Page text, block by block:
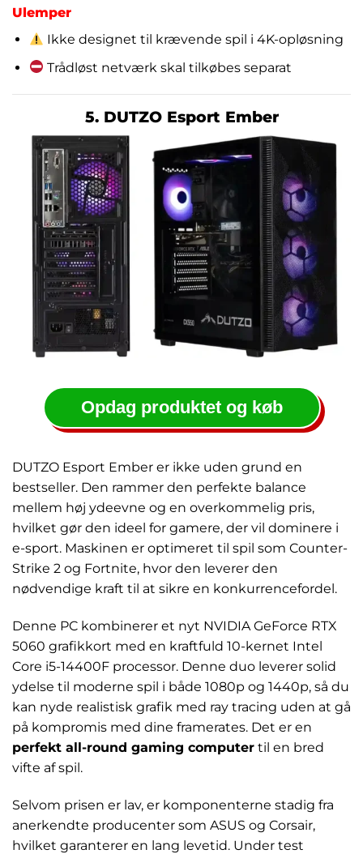
Ulemper
Ikke designet til krævende spil i 4K-opløsning
Trådløst netværk skal tilkøbes separat
5. DUTZO Esport Ember
Opdag produktet og køb
DUTZO Esport Ember er ikke uden grund en
bestseller. Den rammer den perfekte balance
mellem høj ydeevne og en overkommelig pris,
hvilket gør den ideel for gamere, der vil dominere i
e-sport. Maskinen er optimeret til spil som Counter-
Strike 2 og Fortnite, hvor den leverer den
nødvendige kraft til at sikre en konkurrencefordel.
Denne PC kombinerer et nyt NVIDIA GeForce RTX
5060 grafikkort med en kraftfuld 10-kernet Intel
Core i5-14400F processor. Denne duo leverer solid
ydelse til moderne spil i både 1080p og 1440p, så du
kan nyde realistisk grafik med ray tracing uden at gå
på kompromis med dine framerates. Det er en
perfekt all-round gaming computer til en bred
vifte af spil.
Selvom prisen er lav, er komponenterne stadig fra
anerkendte producenter som ASUS og Corsair,
hvilket garanterer en lang levetid. Under test